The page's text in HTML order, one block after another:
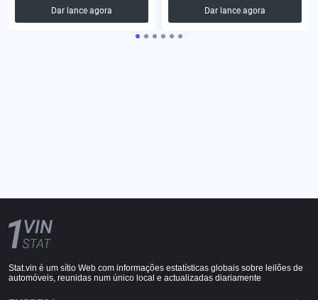
Dar lance agora
Dar lance agora
Stat.vin é um sítio Web com informações estatísticas globais sobre leilões de
automóveis, reunidas num único local e actualizadas diariamente